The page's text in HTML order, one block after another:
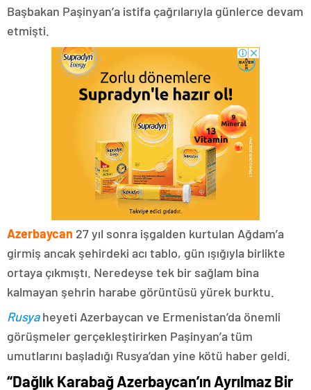
Başbakan Paşinyan’a istifa çağrılarıyla günlerce devam
etmişti.
Azerbaycan 27 yıl sonra işgalden kurtulan Ağdam’a
girmiş ancak şehirdeki acı tablo, gün ışığıyla birlikte
ortaya çıkmıştı. Neredeyse tek bir sağlam bina
kalmayan şehrin harabe görüntüsü yürek burktu.
Rusyaheyeti Azerbaycan ve Ermenistan’da önemli
görüşmeler gerçekleştirirken Paşinyan’a tüm
umutlarını başladığı Rusya’dan yine kötü haber geldi.
“Dağlık Karabağ Azerbaycan’ın Ayrılmaz Bir